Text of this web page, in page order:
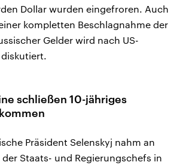
Dollar wurden eingefroren. Auch
kompletten Beschlagnahme der
Gelder wird nach US-
schließen 10-jähriges
Präsident Selenskyj nahm an
Staats- und Regierungschefs in